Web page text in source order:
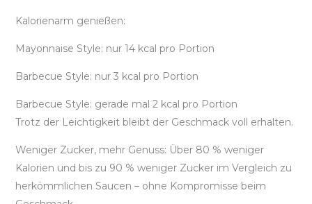
Kalorienarm genießen:
Mayonnaise Style: nur 14 kcal pro Portion
Barbecue Style: nur 3 kcal pro Portion
Barbecue Style: gerade mal 2 kcal pro Portion
Trotz der Leichtigkeit bleibt der Geschmack voll erhalten.
Weniger Zucker, mehr Genuss: Über 80 % weniger
Kalorien und bis zu 90 % weniger Zucker im Vergleich zu
herkömmlichen Saucen – ohne Kompromisse beim